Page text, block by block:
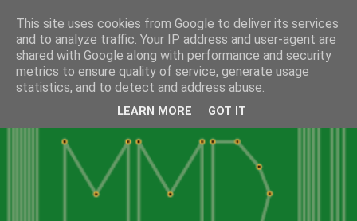
This site uses cookies from Google to deliver its services
and to analyze traffic. Your IP address and user-agent are
shared with Google along with performance and security
metrics to ensure quality of service, generate usage
statistics, and to detect and address abuse.
LEARN MORE GOT IT